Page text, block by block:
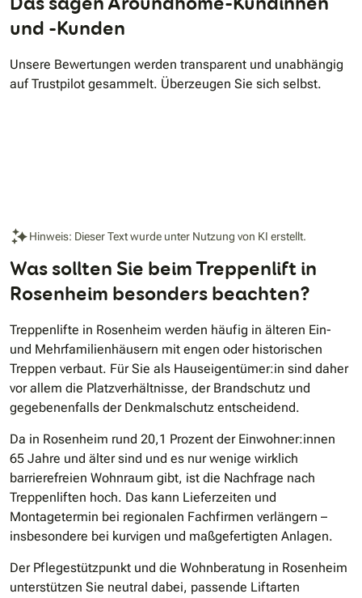
und -Kunden
Unsere Bewertungen werden transparent und unabhängig
auf Trustpilot gesammelt. Überzeugen Sie sich selbst.
Hinweis: Dieser Text wurde unter Nutzung von KI erstellt.
Was sollten Sie beim Treppenlift in
Rosenheim besonders beachten?
Treppenlifte in Rosenheim werden häufig in älteren Ein-
und Mehrfamilienhäusern mit engen oder historischen
Treppen verbaut. Für Sie als Hauseigentümer:in sind daher
vor allem die Platzverhältnisse, der Brandschutz und
gegebenenfalls der Denkmalschutz entscheidend.
Da in Rosenheim rund 20,1 Prozent der Einwohner:innen
65 Jahre und älter sind und es nur wenige wirklich
barrierefreien Wohnraum gibt, ist die Nachfrage nach
Treppenliften hoch. Das kann Lieferzeiten und
Montagetermin bei regionalen Fachfirmen verlängern –
insbesondere bei kurvigen und maßgefertigten Anlagen.
Der Pflegestützpunkt und die Wohnberatung in Rosenheim
unterstützen Sie neutral dabei, passende Liftarten